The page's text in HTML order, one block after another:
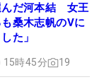
んだ河本結 女王
桑木志帆のVに
た」
15時45分 19